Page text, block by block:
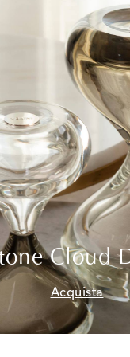
Cloud
Acquista